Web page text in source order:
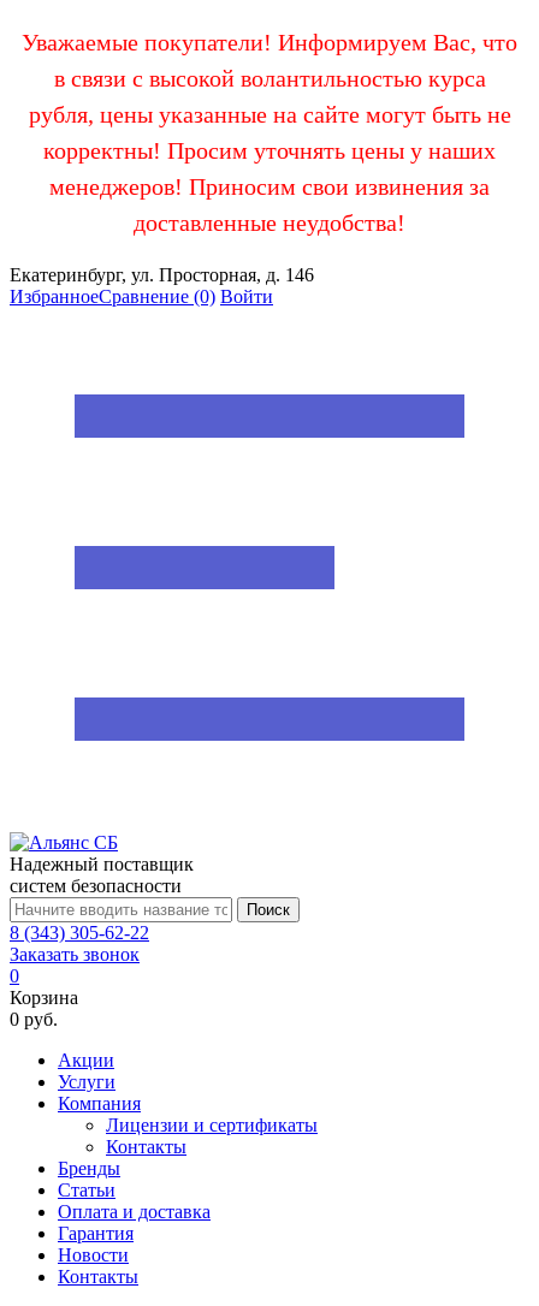
Уважаемые покупатели! Информируем Вас, что
в связи с высокой волантильностью курса
рубля, цены указанные на сайте могут быть не
корректны! Просим уточнять цены у наших
менеджеров! Приносим свои извинения за
доставленные неудобства!
Екатеринбург, ул. Просторная, д. 146
ИзбранноеСравнение (0) Войти
Надежный поставщик
систем безопасности
Поиск
8 (343) 305-62-22
Заказать звонок
0
Корзина
0 руб.
Акции
Услуги
Компания
Лицензии и сертификаты
Контакты
Бренды
Статьи
Оплата и доставка
Гарантия
Новости
Контакты